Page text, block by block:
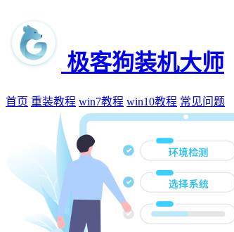
极客狗装机大师
首页 重装教程 win7教程 win10教程 常见问题